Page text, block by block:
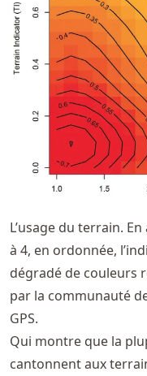
L’usage du terrain.
à 4, en ordonnée,
dégradé de couleurs
par la communauté
GPS.
Qui montre que la
cantonnent aux